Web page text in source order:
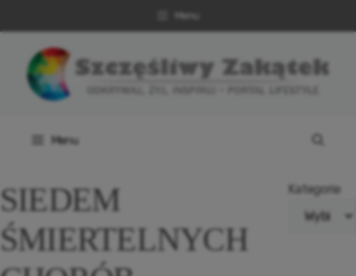
do
Menu
Menu
SIEDEM
ŚMIERTELNYCH
Kategorie